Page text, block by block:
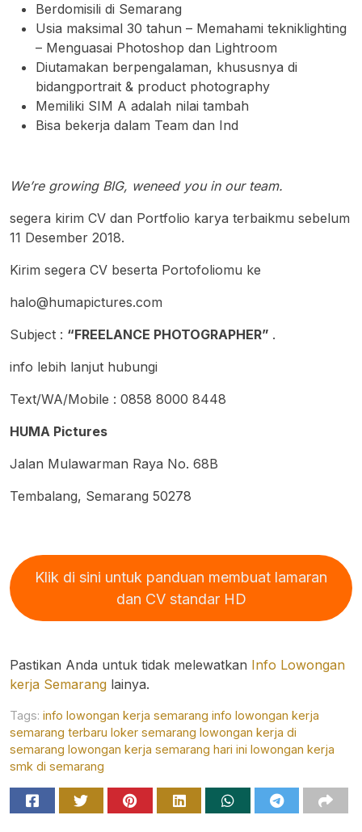
Berdomisili di Semarang
Usia maksimal 30 tahun – Memahami tekniklighting
– Menguasai Photoshop dan Lightroom
Diutamakan berpengalaman, khususnya di
bidangportrait & product photography
Memiliki SIM A adalah nilai tambah
Bisa bekerja dalam Team dan Ind
We’re growing BIG, weneed you in our team.
segera kirim CV dan Portfolio karya terbaikmu sebelum
11 Desember 2018.
Kirim segera CV beserta Portofoliomu ke
halo@humapictures.com
Subject : “FREELANCE PHOTOGRAPHER” .
info lebih lanjut hubungi
Text/WA/Mobile : 0858 8000 8448
HUMA Pictures
Jalan Mulawarman Raya No. 68B
Tembalang, Semarang 50278
Klik di sini untuk panduan membuat lamaran
dan CV standar HD
Pastikan Anda untuk tidak melewatkan Info Lowongan
kerja Semarang lainya.
Tags: info lowongan kerja semarang info lowongan kerja
semarang terbaru loker semarang lowongan kerja di
semarang lowongan kerja semarang hari ini lowongan kerja
smk di semarang